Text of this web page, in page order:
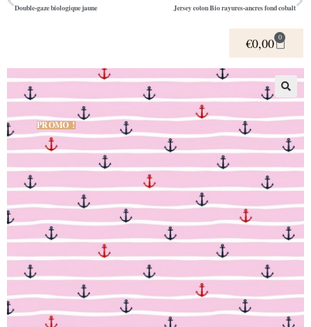
Double-gaze biologique jaune Jersey coton Bio rayures-ancres fond cobalt
€0,00 0
PROMO !